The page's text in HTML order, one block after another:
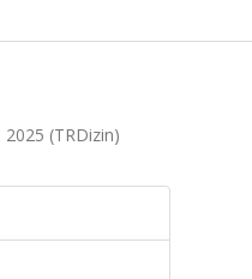
(TRDizin)